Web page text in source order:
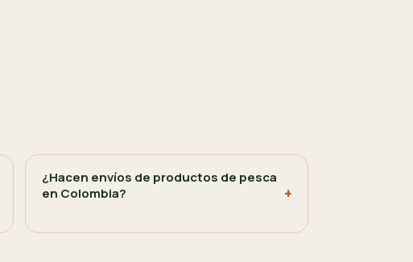
¿Hacen envíos de productos de pesca
en Colombia?